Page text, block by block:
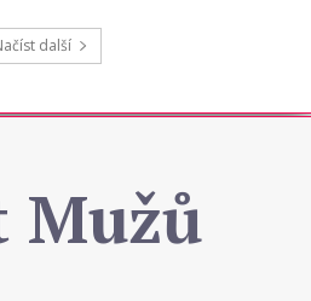
další
Mužů